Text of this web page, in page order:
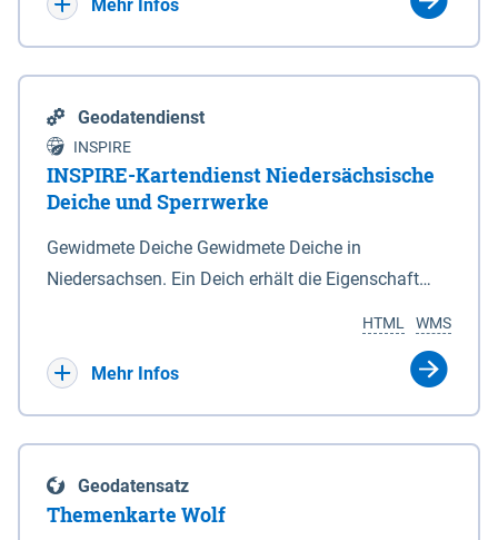
Mehr Infos
Geodatendienst
INSPIRE
INSPIRE-Kartendienst Niedersächsische
Deiche und Sperrwerke
Gewidmete Deiche Gewidmete Deiche in
Niedersachsen. Ein Deich erhält die Eigenschaft
Deichbehörde durch Verordnung ausspricht. Für
enthalten. Sperrwerke Sperrwerke sind Bauwerke
mit Sperrvorrichtungen in Tidegewässern, die dem
WMS
HTML
Mehr Infos
Geodatensatz
Themenkarte Wolf